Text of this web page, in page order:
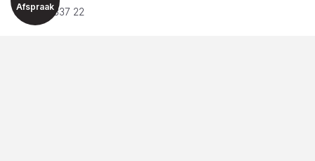
06 200 337 22
Afspraak